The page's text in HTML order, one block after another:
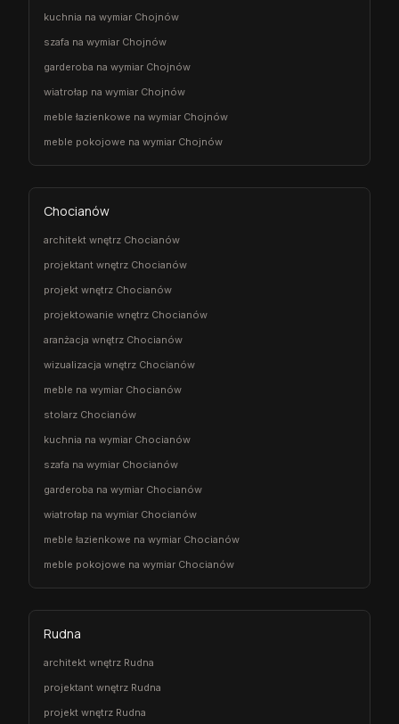
kuchnia na wymiar Chojnów
szafa na wymiar Chojnów
garderoba na wymiar Chojnów
wiatrołap na wymiar Chojnów
meble łazienkowe na wymiar Chojnów
meble pokojowe na wymiar Chojnów
Chocianów
architekt wnętrz Chocianów
projektant wnętrz Chocianów
projekt wnętrz Chocianów
projektowanie wnętrz Chocianów
aranżacja wnętrz Chocianów
wizualizacja wnętrz Chocianów
meble na wymiar Chocianów
stolarz Chocianów
kuchnia na wymiar Chocianów
szafa na wymiar Chocianów
garderoba na wymiar Chocianów
wiatrołap na wymiar Chocianów
meble łazienkowe na wymiar Chocianów
meble pokojowe na wymiar Chocianów
Rudna
architekt wnętrz Rudna
projektant wnętrz Rudna
projekt wnętrz Rudna